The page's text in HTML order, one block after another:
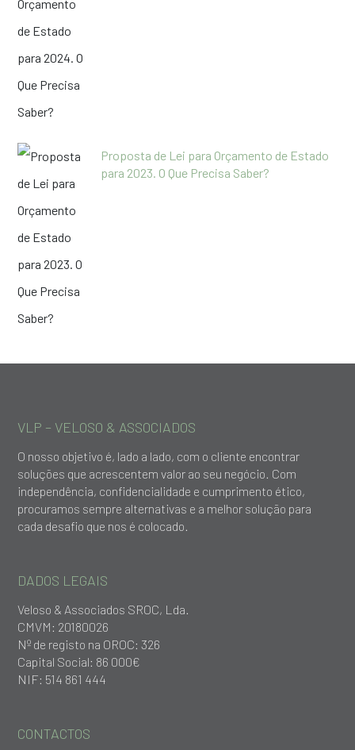
Proposta de Lei para Orçamento de Estado
para 2023. O Que Precisa Saber?
VLP – VELOSO & ASSOCIADOS
O nosso objetivo é, lado a lado, com o cliente encontrar
soluções que acrescentem valor ao seu negócio. Com
independência, confidencialidade e cumprimento ético,
procuramos sempre alternativas e a melhor solução para
cada desafio que nos é colocado.
DADOS LEGAIS
Veloso & Associados SROC, Lda.
CMVM: 20180026
Nº de registo na OROC: 326
Capital Social: 86 000€
NIF: 514 861 444
CONTACTOS